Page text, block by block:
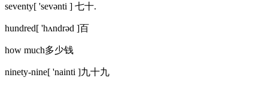
seventy[ 'sevənti ] 七十.
hundred[ 'hʌndrəd ]百
how much多少钱
ninety-nine[ 'nainti ]九十九